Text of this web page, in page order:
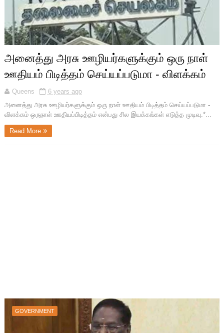
அனைத்து அரசு ஊழியர்களுக்கும் ஒரு நாள்
ஊதியம் பிடித்தம் செய்யப்படுமா - விளக்கம்
Queens
6 years ago
அனைத்து அரசு ஊழியர்களுக்கும் ஒரு நாள் ஊதியம் பிடித்தம் செய்யப்படுமா -
விளக்கம் ஒருநாள் ஊதியப்பிடித்தம் என்பது சில இயக்கங்கள் எடுத்த முடிவு.*...
Read More
GOVERNMENT